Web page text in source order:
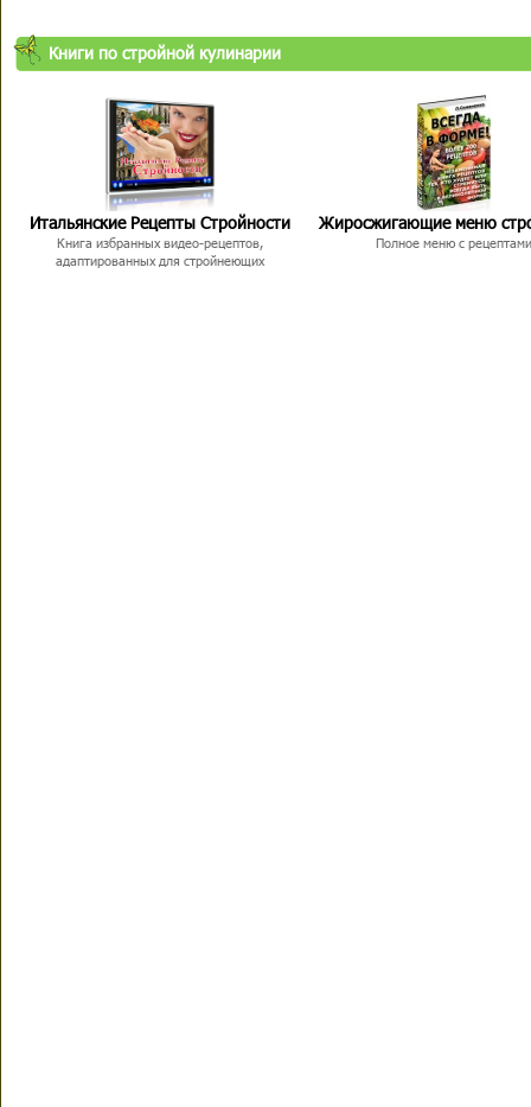
Книги по стройной кулинарии
Итальянские Рецепты Стройности
Книга избранных видео-рецептов,
адаптированных для стройнеющих
Жиросжигающие меню
Полное меню с рецептами